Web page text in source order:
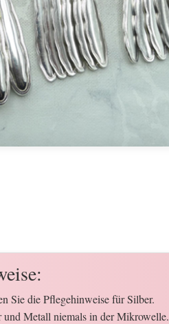
Sie die Pflegehinweise für Silber.
und Metall niemals in der Mikrowelle.